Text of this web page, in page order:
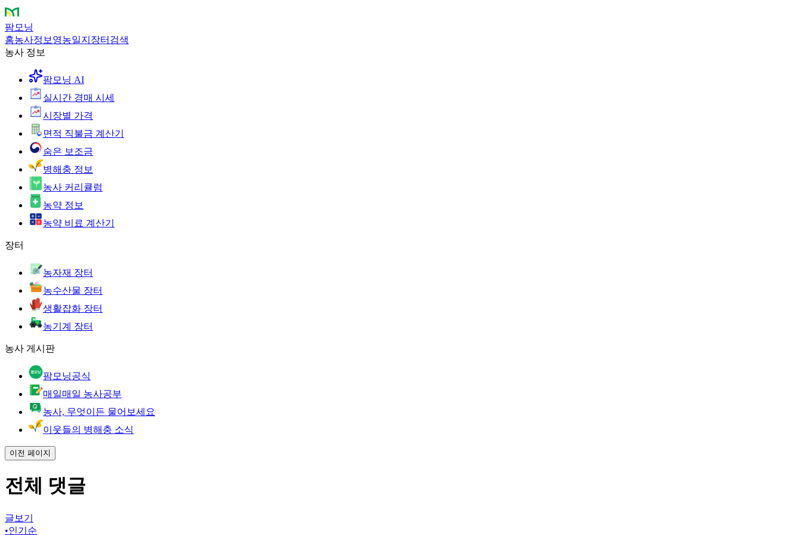
팜모닝
홈농사정보 영농일지 장터 검색
농사 정보
팜모닝 AI
실시간 경매 시세
시장별 가격
면적 직불금 계산기
숨은 보조금
병해충 정보
농사 커리큘럼
농약 정보
농약 비료 계산기
장터
농자재 장터
농수산물 장터
생활잡화 장터
농기계 장터
농사 게시판
팜모닝공식
매일매일 농사공부
농사, 무엇이든 물어보세요
이웃들의 병해충 소식
이전 페이지
전체 댓글
글보기
•인기순